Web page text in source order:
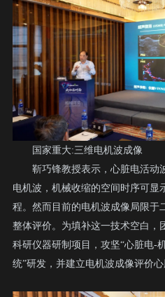
国家重大:三维电机波成像
靳巧锋教授表示，心脏电活动
电机波，机械收缩的空间时序可显
程。然而目前的电机波成像局限于
整体评价。为填补这一技术空白，
科研仪器研制项目，攻坚“心脏电-
统”研发，并建立电机波成像评价